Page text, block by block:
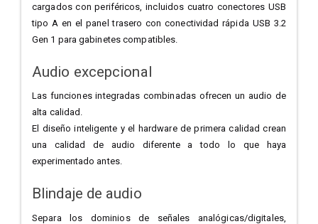
cargados con periféricos, incluidos cuatro conectores USB
tipo A en el panel trasero con conectividad rápida USB 3.2
Gen 1 para gabinetes compatibles.
Audio excepcional
Las funciones integradas combinadas ofrecen un audio de
alta calidad.
El diseño inteligente y el hardware de primera calidad crean
una calidad de audio diferente a todo lo que haya
experimentado antes.
Blindaje de audio
Separa los dominios de señales analógicas/digitales,